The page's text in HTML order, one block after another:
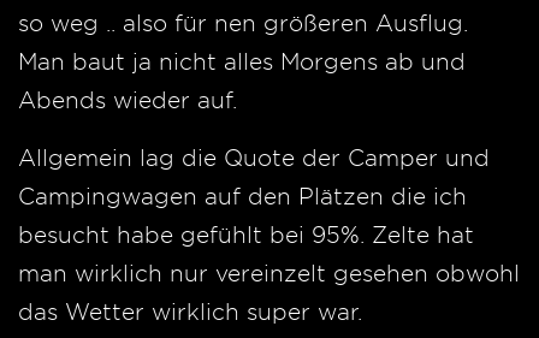
so weg .. also für nen größeren Ausflug.
Man baut ja nicht alles Morgens ab und
Abends wieder auf.
Allgemein lag die Quote der Camper und
Campingwagen auf den Plätzen die ich
besucht habe gefühlt bei 95%. Zelte hat
man wirklich nur vereinzelt gesehen obwohl
das Wetter wirklich super war.